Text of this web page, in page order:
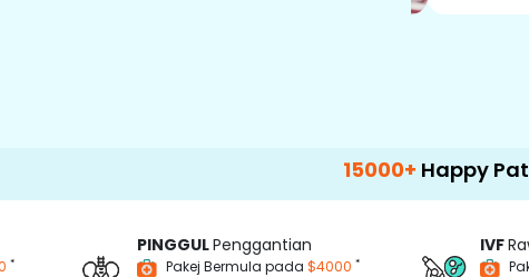
Happy Patients
*
PINGGULPenggantian
Pakej Bermula pada $4000 *
IVF